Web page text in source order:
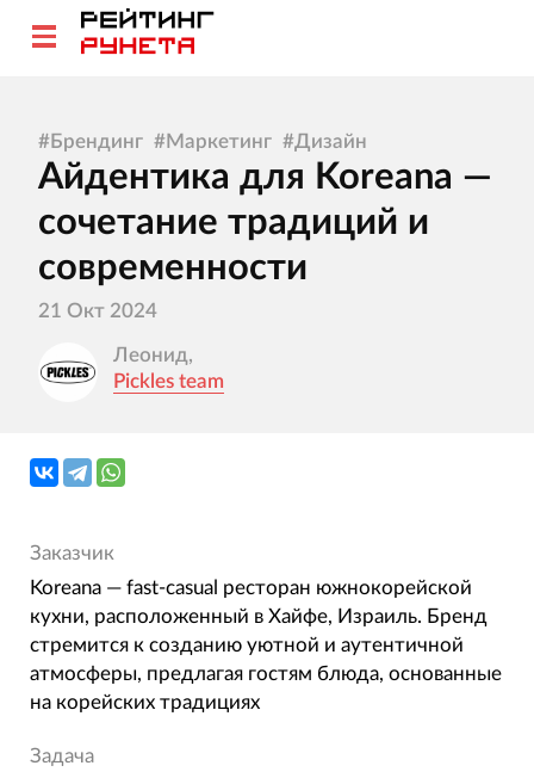
#Брендинг #Маркетинг #Дизайн
Айдентика для Koreana —
сочетание традиций и
современности
21 Окт 2024
Леонид,
Pickles team
Заказчик
Koreana — fast-casual ресторан южнокорейской
кухни, расположенный в Хайфе, Израиль. Бренд
стремится к созданию уютной и аутентичной
атмосферы, предлагая гостям блюда, основанные
на корейских традициях
Задача